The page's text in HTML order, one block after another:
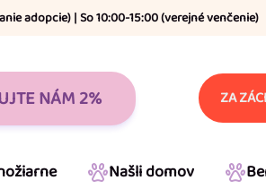
adopcie) | So 10:00-15:00 (verejné venčenie)
NÁM 2% ZA
Našli domov